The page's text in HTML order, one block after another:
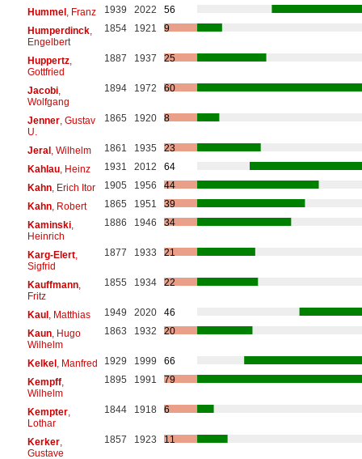
Hummel, Franz 1939 2022
56
Humperdinck,
Engelbert
1854 1921 9
Huppertz,
Gottfried
1887 1937 25
Jacobi,
Wolfgang
1894 1972 60
Jenner, Gustav
U.
1865 1920 8
Jeral, Wilhelm 1861 1935
23
Kahlau, Heinz 1931 2012
64
Kahn, Erich Itor 1905 1956
44
Kahn, Robert 1865 1951
39
Kaminski,
Heinrich
1886 1946 34
Karg-Elert,
Sigfrid
1877 1933 21
Kauffmann,
Fritz
1855 1934 22
Kaul, Matthias 1949 2020
46
Kaun, Hugo
Wilhelm
1863 1932 20
Kelkel, Manfred 1929 1999
66
Kempff,
Wilhelm
1895 1991 79
Kempter,
Lothar
1844 1918 6
Kerker,
Gustave
1857 1923 11